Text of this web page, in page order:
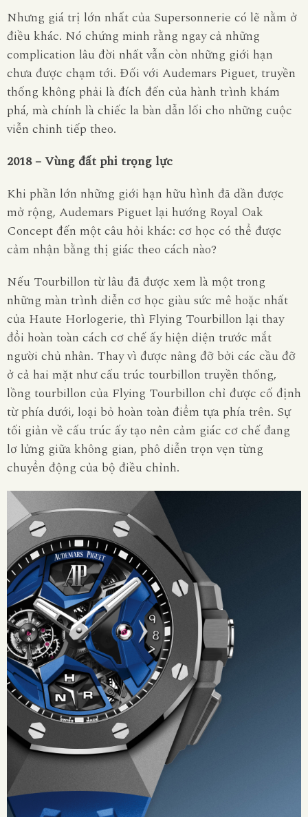
Nhưng giá trị lớn nhất của Supersonnerie có lẽ nằm ở
điều khác. Nó chứng minh rằng ngay cả những
complication lâu đời nhất vẫn còn những giới hạn
chưa được chạm tới. Đối với Audemars Piguet, truyền
thống không phải là đích đến của hành trình khám
phá, mà chính là chiếc la bàn dẫn lối cho những cuộc
viễn chinh tiếp theo.
2018 – Vùng đất phi trọng lực
Khi phần lớn những giới hạn hữu hình đã dần được
mở rộng, Audemars Piguet lại hướng Royal Oak
Concept đến một câu hỏi khác: cơ học có thể được
cảm nhận bằng thị giác theo cách nào?
Nếu Tourbillon từ lâu đã được xem là một trong
những màn trình diễn cơ học giàu sức mê hoặc nhất
của Haute Horlogerie, thì Flying Tourbillon lại thay
đổi hoàn toàn cách cơ chế ấy hiện diện trước mắt
người chủ nhân. Thay vì được nâng đỡ bởi các cầu đỡ
ở cả hai mặt như cấu trúc tourbillon truyền thống,
lồng tourbillon của Flying Tourbillon chỉ được cố định
từ phía dưới, loại bỏ hoàn toàn điểm tựa phía trên. Sự
tối giản về cấu trúc ấy tạo nên cảm giác cơ chế đang
lơ lửng giữa không gian, phô diễn trọn vẹn từng
chuyển động của bộ điều chỉnh.